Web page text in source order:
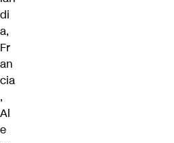
di
a,
Fr
an
cia
,
Al
e